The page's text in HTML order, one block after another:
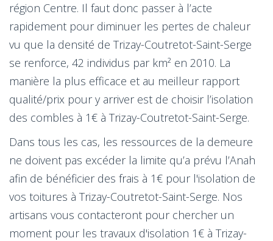
région Centre. Il faut donc passer à l’acte
rapidement pour diminuer les pertes de chaleur
vu que la densité de Trizay-Coutretot-Saint-Serge
se renforce, 42 individus par km² en 2010. La
manière la plus efficace et au meilleur rapport
qualité/prix pour y arriver est de choisir l’isolation
des combles à 1€ à Trizay-Coutretot-Saint-Serge.
Dans tous les cas, les ressources de la demeure
ne doivent pas excéder la limite qu’a prévu l’Anah
afin de bénéficier des frais à 1€ pour l'isolation de
vos toitures à Trizay-Coutretot-Saint-Serge. Nos
artisans vous contacteront pour chercher un
moment pour les travaux d'isolation 1€ à Trizay-